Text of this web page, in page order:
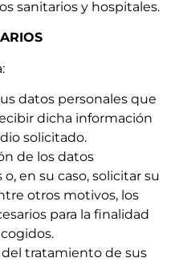
sanitarios y hospitales.
datos personales que
dicha información
solicitado.
de los datos
en su caso, solicitar su
otros motivos, los
para la finalidad
tratamiento de sus